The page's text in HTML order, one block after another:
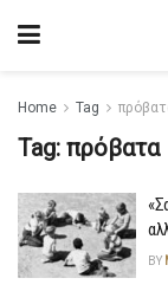
Home Tag
Tag: πρόβατα
BY